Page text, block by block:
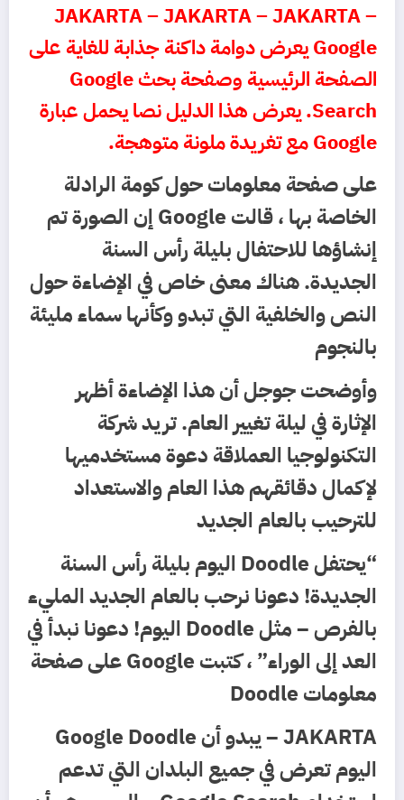
JAKARTA – JAKARTA – JAKARTA –
Google يعرض دوامة داكنة جذابة للغاية على
الصفحة الرئيسية وصفحة بحث Google
Search. يعرض هذا الدليل نصا يحمل عبارة
Google مع تغريدة ملونة متوهجة.
على صفحة معلومات حول كومة الرادلة
الخاصة بها ، قالت Google إن الصورة تم
إنشاؤها للاحتفال بليلة رأس السنة
الجديدة. هناك معنى خاص في الإضاءة حول
النص والخلفية التي تبدو وكأنها سماء مليئة
بالنجوم
وأوضحت جوجل أن هذا الإضاءة أظهر
الإثارة في ليلة تغيير العام. تريد شركة
التكنولوجيا العملاقة دعوة مستخدميها
لإكمال دقائقهم هذا العام والاستعداد
للترحيب بالعام الجديد
“يحتفل Doodle اليوم بليلة رأس السنة
الجديدة! دعونا نرحب بالعام الجديد المليء
بالفرص – مثل Doodle اليوم! دعونا نبدأ في
العد إلى الوراء” ، كتبت Google على صفحة
معلومات Doodle
JAKARTA – يبدو أن Google Doodle
اليوم تعرض في جميع البلدان التي تدعم